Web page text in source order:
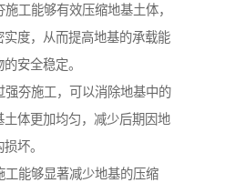
工能够有效压缩地基土体，
度，从而提高地基的承载能
安全稳定。
强夯施工，可以消除地基中的
体更加均匀，减少后期因地
坏。
工能够显著减少地基的压缩